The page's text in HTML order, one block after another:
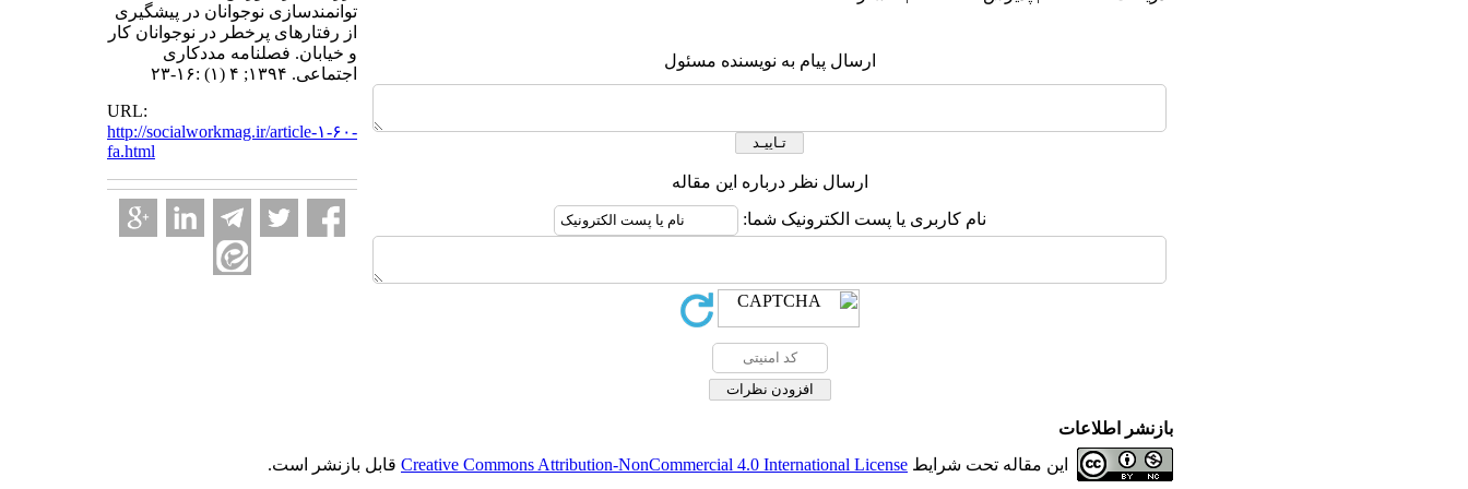
ارسال پیام به نویسنده مسئول
ارسال نظر درباره این مقاله
نام کاربری یا پست الکترونیک شما:
توانمندسازی نوجوانان در پیشگیری
از رفتارهای پرخطر در نوجوانان کار
و خیابان. فصلنامه مددکاری
اجتماعی. ۱۳۹۴; ۴ (۱) :۱۶-۲۳
URL:
http://socialworkmag.ir/article-۱-۶۰-
fa.html
بازنشر اطلاعات
این مقاله تحت شرایط Creative Commons Attribution-NonCommercial 4.0 International License قابل بازنشر است.